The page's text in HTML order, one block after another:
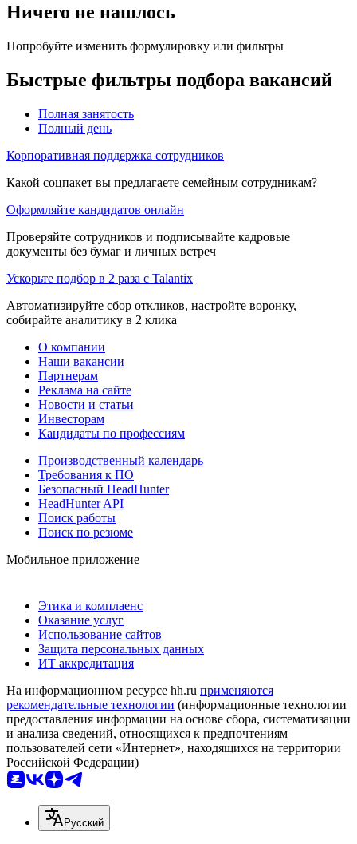
Ничего не нашлось
Попробуйте изменить формулировку или фильтры
Быстрые фильтры подбора вакансий
Полная занятость
Полный день
Корпоративная поддержка сотрудников
Какой соцпакет вы предлагаете семейным сотрудникам?
Оформляйте кандидатов онлайн
Проверяйте сотрудников и подписывайте кадровые
документы без бумаг и личных встреч
Ускорьте подбор в 2 раза с Talantix
Автоматизируйте сбор откликов, настройте воронку,
собирайте аналитику в 2 клика
О компании
Наши вакансии
Партнерам
Реклама на сайте
Новости и статьи
Инвесторам
Кандидаты по профессиям
Производственный календарь
Требования к ПО
Безопасный HeadHunter
HeadHunter API
Поиск работы
Поиск по резюме
Мобильное приложение
Этика и комплаенс
Оказание услуг
Использование сайтов
Защита персональных данных
ИТ аккредитация
На информационном ресурсе hh.ru применяются
рекомендательные технологии (информационные технологии
предоставления информации на основе сбора, систематизации
и анализа сведений, относящихся к предпочтениям
пользователей сети «Интернет», находящихся на территории
Российской Федерации)
Русский